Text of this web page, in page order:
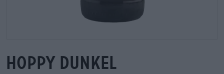
hoppy dunkel